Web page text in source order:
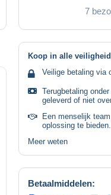
7
Koop in alle
Veilige betaling via
Terugbetaling
geleverd of niet
Een menselijk
oplossing te bieden.
Meer weten
Betaalmiddelen: